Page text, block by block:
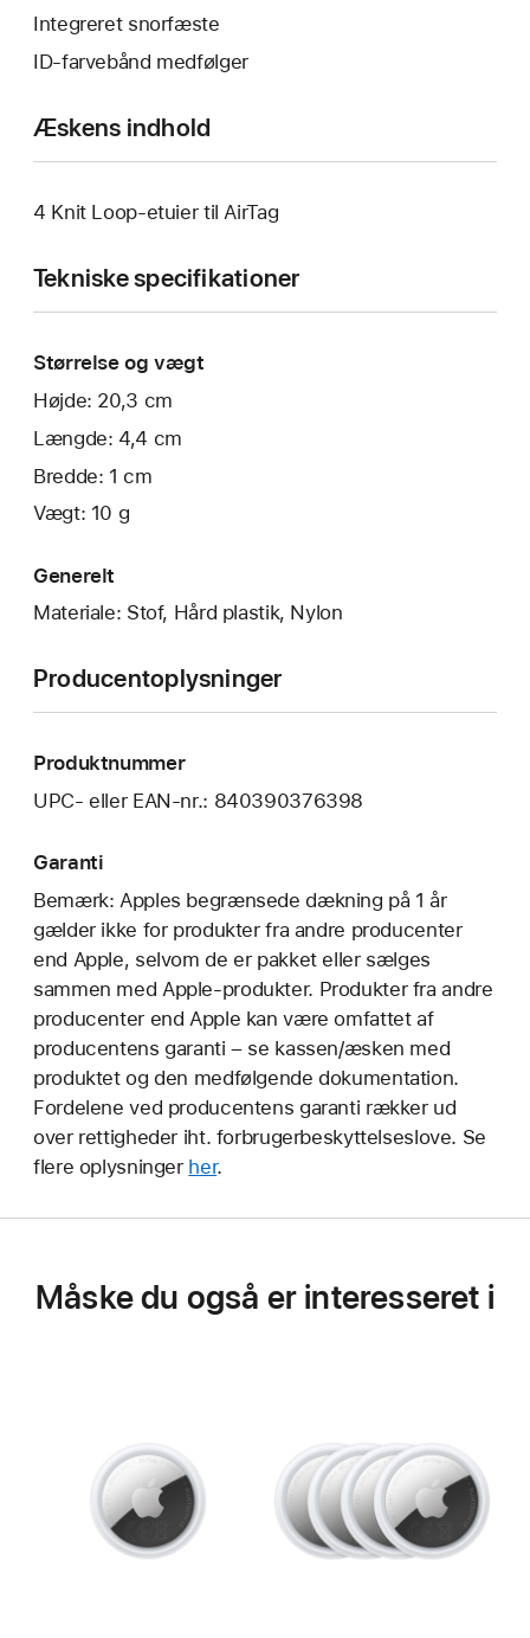
Integreret snorfæste
ID-farvebånd medfølger
Æskens indhold
4 Knit Loop-etuier til AirTag
Tekniske specifikationer
Størrelse og vægt
Højde: 20,3 cm
Længde: 4,4 cm
Bredde: 1 cm
Vægt: 10 g
Generelt
Materiale: Stof, Hård plastik, Nylon
Producentoplysninger
Produktnummer
UPC- eller EAN-nr.: 840390376398
Garanti
Bemærk: Apples begrænsede dækning på 1 år
gælder ikke for produkter fra andre producenter
end Apple, selvom de er pakket eller sælges
sammen med Apple-produkter. Produkter fra andre
producenter end Apple kan være omfattet af
producentens garanti – se kassen/æsken med
produktet og den medfølgende dokumentation.
Fordelene ved producentens garanti rækker ud
over rettigheder iht. forbrugerbeskyttelseslove. Se
flere oplysninger her.
Måske du også er interesseret i